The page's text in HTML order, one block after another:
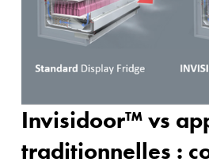
Invisidoor™ vs
traditionnelles :